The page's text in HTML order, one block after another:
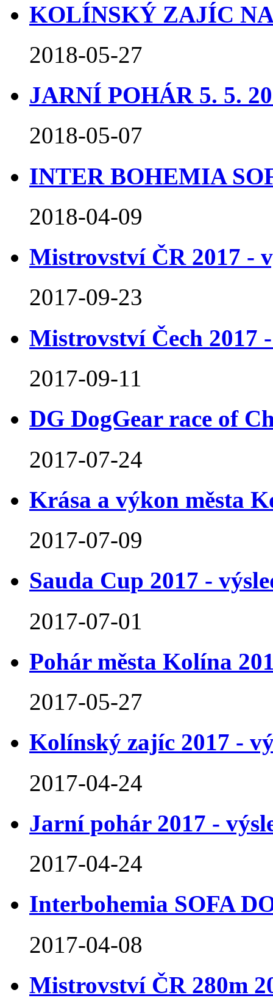
KOLÍNSKÝ ZAJÍC NA
2018-05-27
JARNÍ POHÁR 5. 5.
2018-05-07
INTER BOHEMIA
2018-04-09
Mistrovství ČR 2017 -
2017-09-23
Mistrovství Čech 2017
2017-09-11
DG DogGear race of
2017-07-24
Krása a výkon města
2017-07-09
Sauda Cup 2017 -
2017-07-01
Pohár města Kolína
2017-05-27
Kolínský zajíc 2017 -
2017-04-24
Jarní pohár 2017 -
2017-04-24
Interbohemia SOFA
2017-04-08
Mistrovství ČR 280m